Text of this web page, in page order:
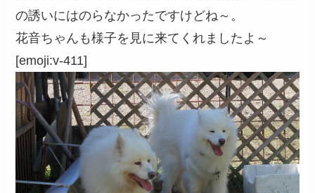
の誘いにはのらなかったですけどね～。
花音ちゃんも様子を見に来てくれましたよ～
[emoji:v-411]